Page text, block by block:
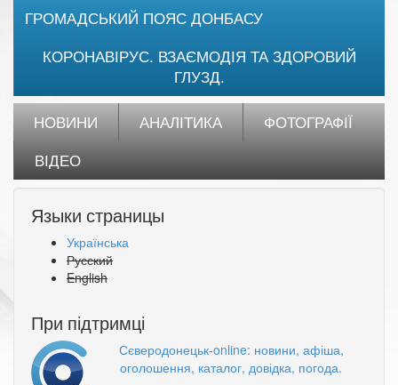
ГРОМАДСЬКИЙ ПОЯС ДОНБАСУ
КОРОНАВІРУС. ВЗАЄМОДІЯ ТА ЗДОРОВИЙ
ГЛУЗД.
НОВИНИ АНАЛІТИКА
ФОТОГРАФІЇ
ВІДЕО
Языки страницы
Українська
Русский
English
При підтримці
Сєверодонецьк-online: новини, афіша,
оголошення, каталог, довідка, погода.